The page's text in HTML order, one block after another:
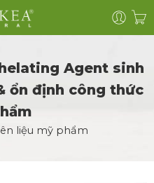
Agent sinh
ổn định công thức
liệu mỹ phẩm